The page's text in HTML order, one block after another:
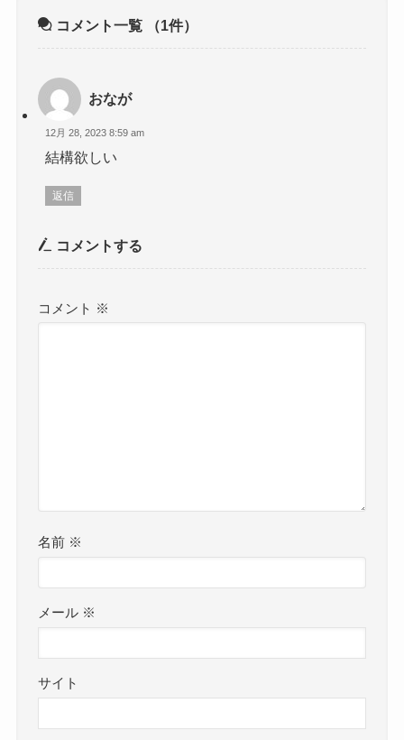
コメント一覧 （1件）
おなが
12月 28, 2023 8:59 am
結構欲しい
返信
コメントする
コメント ※
名前 ※
メール ※
サイト